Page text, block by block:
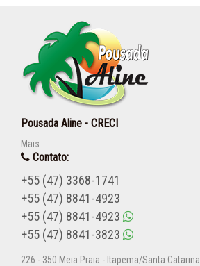
Pousada Aline - CRECI
Mais
Contato:
+55 (47) 3368-1741
+55 (47) 8841-4923
+55 (47) 8841-4923
+55 (47) 8841-3823
226 - 350 Meia Praia - Itapema/Santa Catarina